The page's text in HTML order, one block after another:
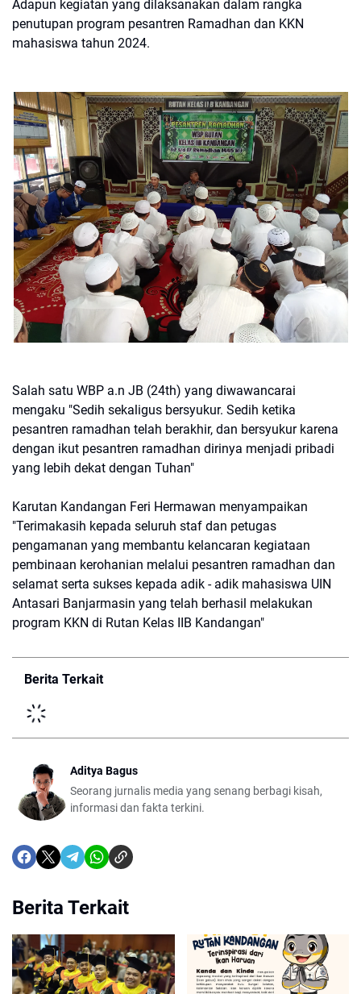
Adapun kegiatan yang dilaksanakan dalam rangka
penutupan program pesantren Ramadhan dan KKN
mahasiswa tahun 2024.
Salah satu WBP a.n JB (24th) yang diwawancarai
mengaku "Sedih sekaligus bersyukur. Sedih ketika
pesantren ramadhan telah berakhir, dan bersyukur karena
dengan ikut pesantren ramadhan dirinya menjadi pribadi
yang lebih dekat dengan Tuhan"
Karutan Kandangan Feri Hermawan menyampaikan
"Terimakasih kepada seluruh staf dan petugas
pengamanan yang membantu kelancaran kegiataan
pembinaan kerohanian melalui pesantren ramadhan dan
selamat serta sukses kepada adik - adik mahasiswa UIN
Antasari Banjarmasin yang telah berhasil melakukan
program KKN di Rutan Kelas IIB Kandangan"
Berita Terkait
Aditya Bagus
Seorang jurnalis media yang senang berbagi kisah,
informasi dan fakta terkini.
Berita Terkait